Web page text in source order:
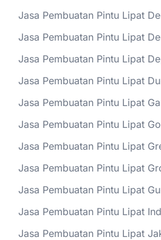
Jasa Pembuatan Pintu Lipat
Jasa Pembuatan Pintu Lipat
Jasa Pembuatan Pintu Lipat
Jasa Pembuatan Pintu Lipat
Jasa Pembuatan Pintu Lipat
Jasa Pembuatan Pintu Lipat
Jasa Pembuatan Pintu Lipat
Jasa Pembuatan Pintu Lipat
Jasa Pembuatan Pintu Lipat
Jasa Pembuatan Pintu Lipat
Jasa Pembuatan Pintu Lipat